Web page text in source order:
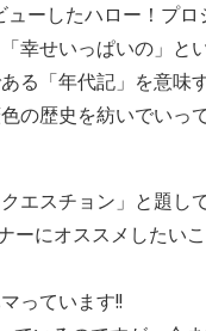
ーしたハロー！プロ
幸せいっぱいの」と
る「年代記」を意味
の歴史を紡いでいっ
エスチョン」と題し
ーにオススメしたい
っています!!